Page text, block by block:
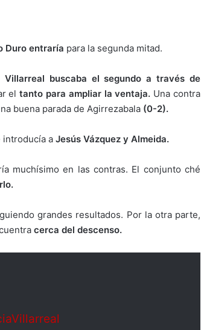
Duro entraría para la segunda mitad.
Villarreal buscaba el segundo a través de
eltanto para ampliar la ventaja. Una contra
buena parada de Agirrezabala (0-2).
introducía a Jesús Vázquez y Almeida.
muchísimo en las contras. El conjunto ché
grandes resultados. Por la otra parte,
cerca del descenso.